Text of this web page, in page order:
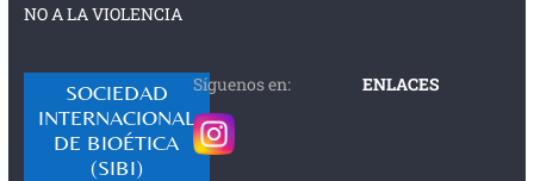
NO A LA VIOLENCIA
SOCIEDAD
INTERNACIONAL
DE BIOÉTICA
(SIBI)
Síguenos en: ENLACES